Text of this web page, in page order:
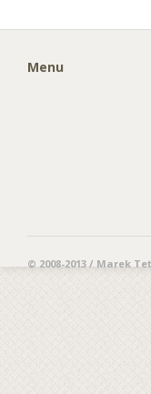
Menu
© 2008-2013 / Marek